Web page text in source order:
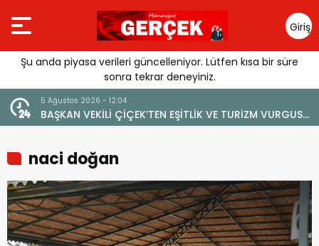
Giriş
Yap
Şu anda piyasa verileri güncelleniyor. Lütfen kısa bir süre
sonra tekrar deneyiniz.
EŞİTLİK VE TURİZM VURGUSU:
DEĞERİNE ZARAR VERİLMEMELİ”
YENİ BİR DİN: SOSYAL
naci doğan